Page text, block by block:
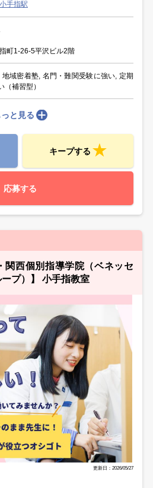
手指駅
町1-26-5平沢ビル2階
地域密着塾, 名門・難関受験に強い, 定期
（補習型）
っと見る
キープする
応募する
関西個別指導学院（ベネッセ
プ）】 小手指教室
更新日：2026/05/27